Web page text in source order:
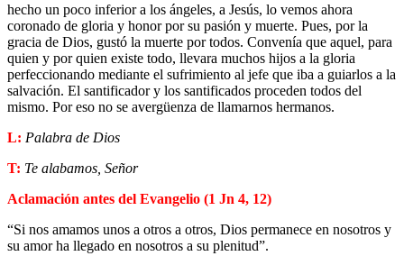
hecho un poco inferior a los ángeles, a Jesús, lo vemos ahora
coronado de gloria y honor por su pasión y muerte. Pues, por la
gracia de Dios, gustó la muerte por todos. Convenía que aquel, para
quien y por quien existe todo, llevara muchos hijos a la gloria
perfeccionando mediante el sufrimiento al jefe que iba a guiarlos a la
salvación. El santificador y los santificados proceden todos del
mismo. Por eso no se avergüenza de llamarnos hermanos.
L: Palabra de Dios
T: Te alabamos, Señor
Aclamación antes del Evangelio (1 Jn 4, 12)
“Si nos amamos unos a otros a otros, Dios permanece en nosotros y
su amor ha llegado en nosotros a su plenitud”.